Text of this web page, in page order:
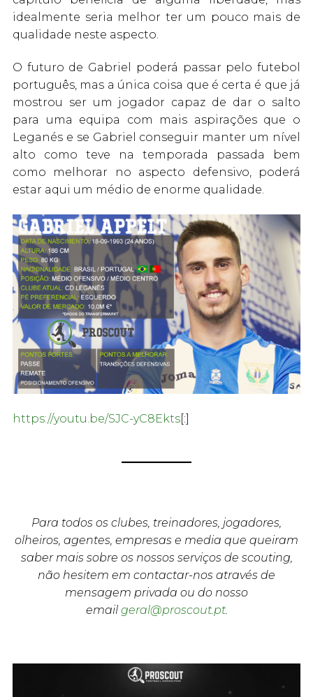
idealmente seria melhor ter um pouco mais de
qualidade neste aspecto.
O futuro de Gabriel poderá passar pelo futebol
português, mas a única coisa que é certa é que já
mostrou ser um jogador capaz de dar o salto
para uma equipa com mais aspirações que o
Leganés e se Gabriel conseguir manter um nível
alto como teve na temporada passada bem
como melhorar no aspecto defensivo, poderá
estar aqui um médio de enorme qualidade.
https://youtu.be/SJC-yC8Ekts[:]
Para todos os clubes, treinadores, jogadores,
olheiros, agentes, empresas e media que queiram
saber mais sobre os nossos serviços de scouting,
não hesitem em contactar-nos através de
mensagem privada ou do nosso
email geral@proscout.pt.